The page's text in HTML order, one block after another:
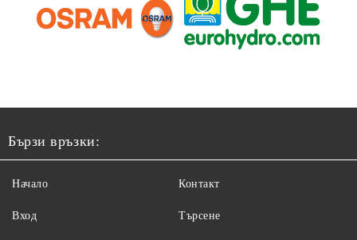
Бързи връзки:
Начало
Вход
Контакт
Търсене